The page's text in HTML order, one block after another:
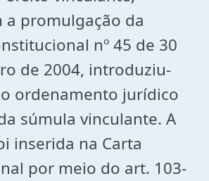
a promulgação da
nº 45 de 30
de 2004, introduziu-
ordenamento jurídico
súmula vinculante. A
inserida na Carta
por meio do art. 103-